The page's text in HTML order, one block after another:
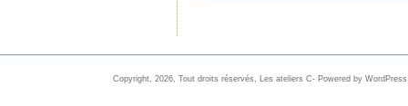
Copyright, 2026, Tout droits réservés, Les ateliers C- Powered by WordPress